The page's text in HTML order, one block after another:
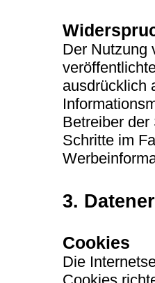
Der Nutzung
ausdrücklich
Betreiber
Schritte im
3.
Cookies
Die